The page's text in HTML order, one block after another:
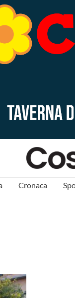
Cronaca